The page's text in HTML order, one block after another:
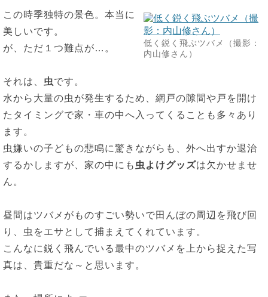
低く鋭く飛ぶツバメ（撮影：
内山修さん）
この時季独特の景色。本当に
美しいです。
が、ただ１つ難点が…。
それは、 虫です。
水から大量の虫が発生するため、網戸の隙間や戸を開け
たタイミングで家・車の中へ入ってくることも多々あり
ます。
虫嫌いの子どもの悲鳴に驚きながらも、外へ出すか退治
するかしますが、家の中にも 虫よけグッズは欠かせませ
ん。
昼間はツバメがものすごい勢いで田んぼの周辺を飛び回
り、虫をエサとして捕まえてくれています。
こんなに鋭く飛んでいる最中のツバメを上から捉えた写
真は、貴重だな～と思います。